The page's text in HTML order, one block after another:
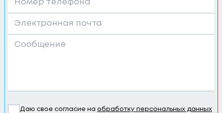
Даю свое согласие на обработку персональных данных